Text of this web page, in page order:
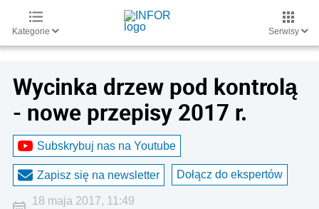
Kategorie Serwisy
Wycinka drzew pod kontrolą
- nowe przepisy 2017 r.
Subskrybuj nas na Youtube
Zapisz się na newsletter Dołącz do ekspertów
18 maja 2017, 11:49